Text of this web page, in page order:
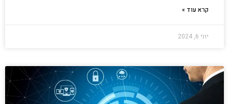
קרא עוד »
יוני 6, 2024